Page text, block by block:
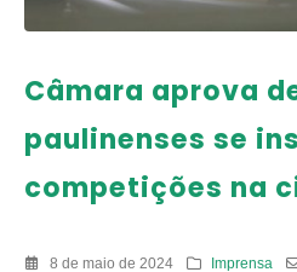
Câmara aprova
paulinenses se
competições na
8 de maio de 2024 Imprensa